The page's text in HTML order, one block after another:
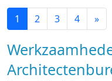
1 2 3 4 »